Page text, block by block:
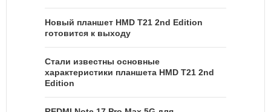
Новый планшет HMD T21 2nd Edition
готовится к выходу
Стали известны основные
характеристики планшета HMD T21 2nd
Edition